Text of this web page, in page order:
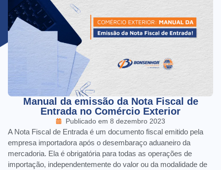
Manual da emissão da Nota Fiscal de
Entrada no Comércio Exterior
Publicado em 8 dezembro 2023
A Nota Fiscal de Entrada é um documento fiscal emitido pela
empresa importadora após o desembaraço aduaneiro da
mercadoria. Ela é obrigatória para todas as operações de
importação, independentemente do valor ou da modalidade de